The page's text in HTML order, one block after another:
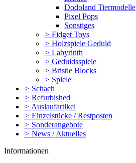
Dodoland Tiermodelle
Pixel Pops
Sonstiges
> Fidget Toys
> Holzspiele Geduld
> Labyrinth
> Geduldsspiele
> Bristle Blocks
> Spiele
> Schach
> Refurbished
> Auslaufartikel
> Einzelstücke / Restposten
> Sonderangebote
> News / Aktuelles
Informationen